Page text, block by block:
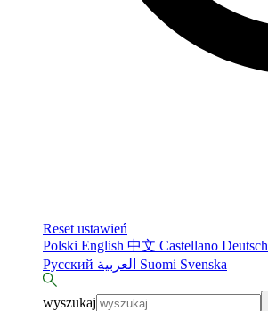
Reset ustawień
Polski English 中文 Castellano Deutsch
Русский
Suomi Svenska
wyszukaj